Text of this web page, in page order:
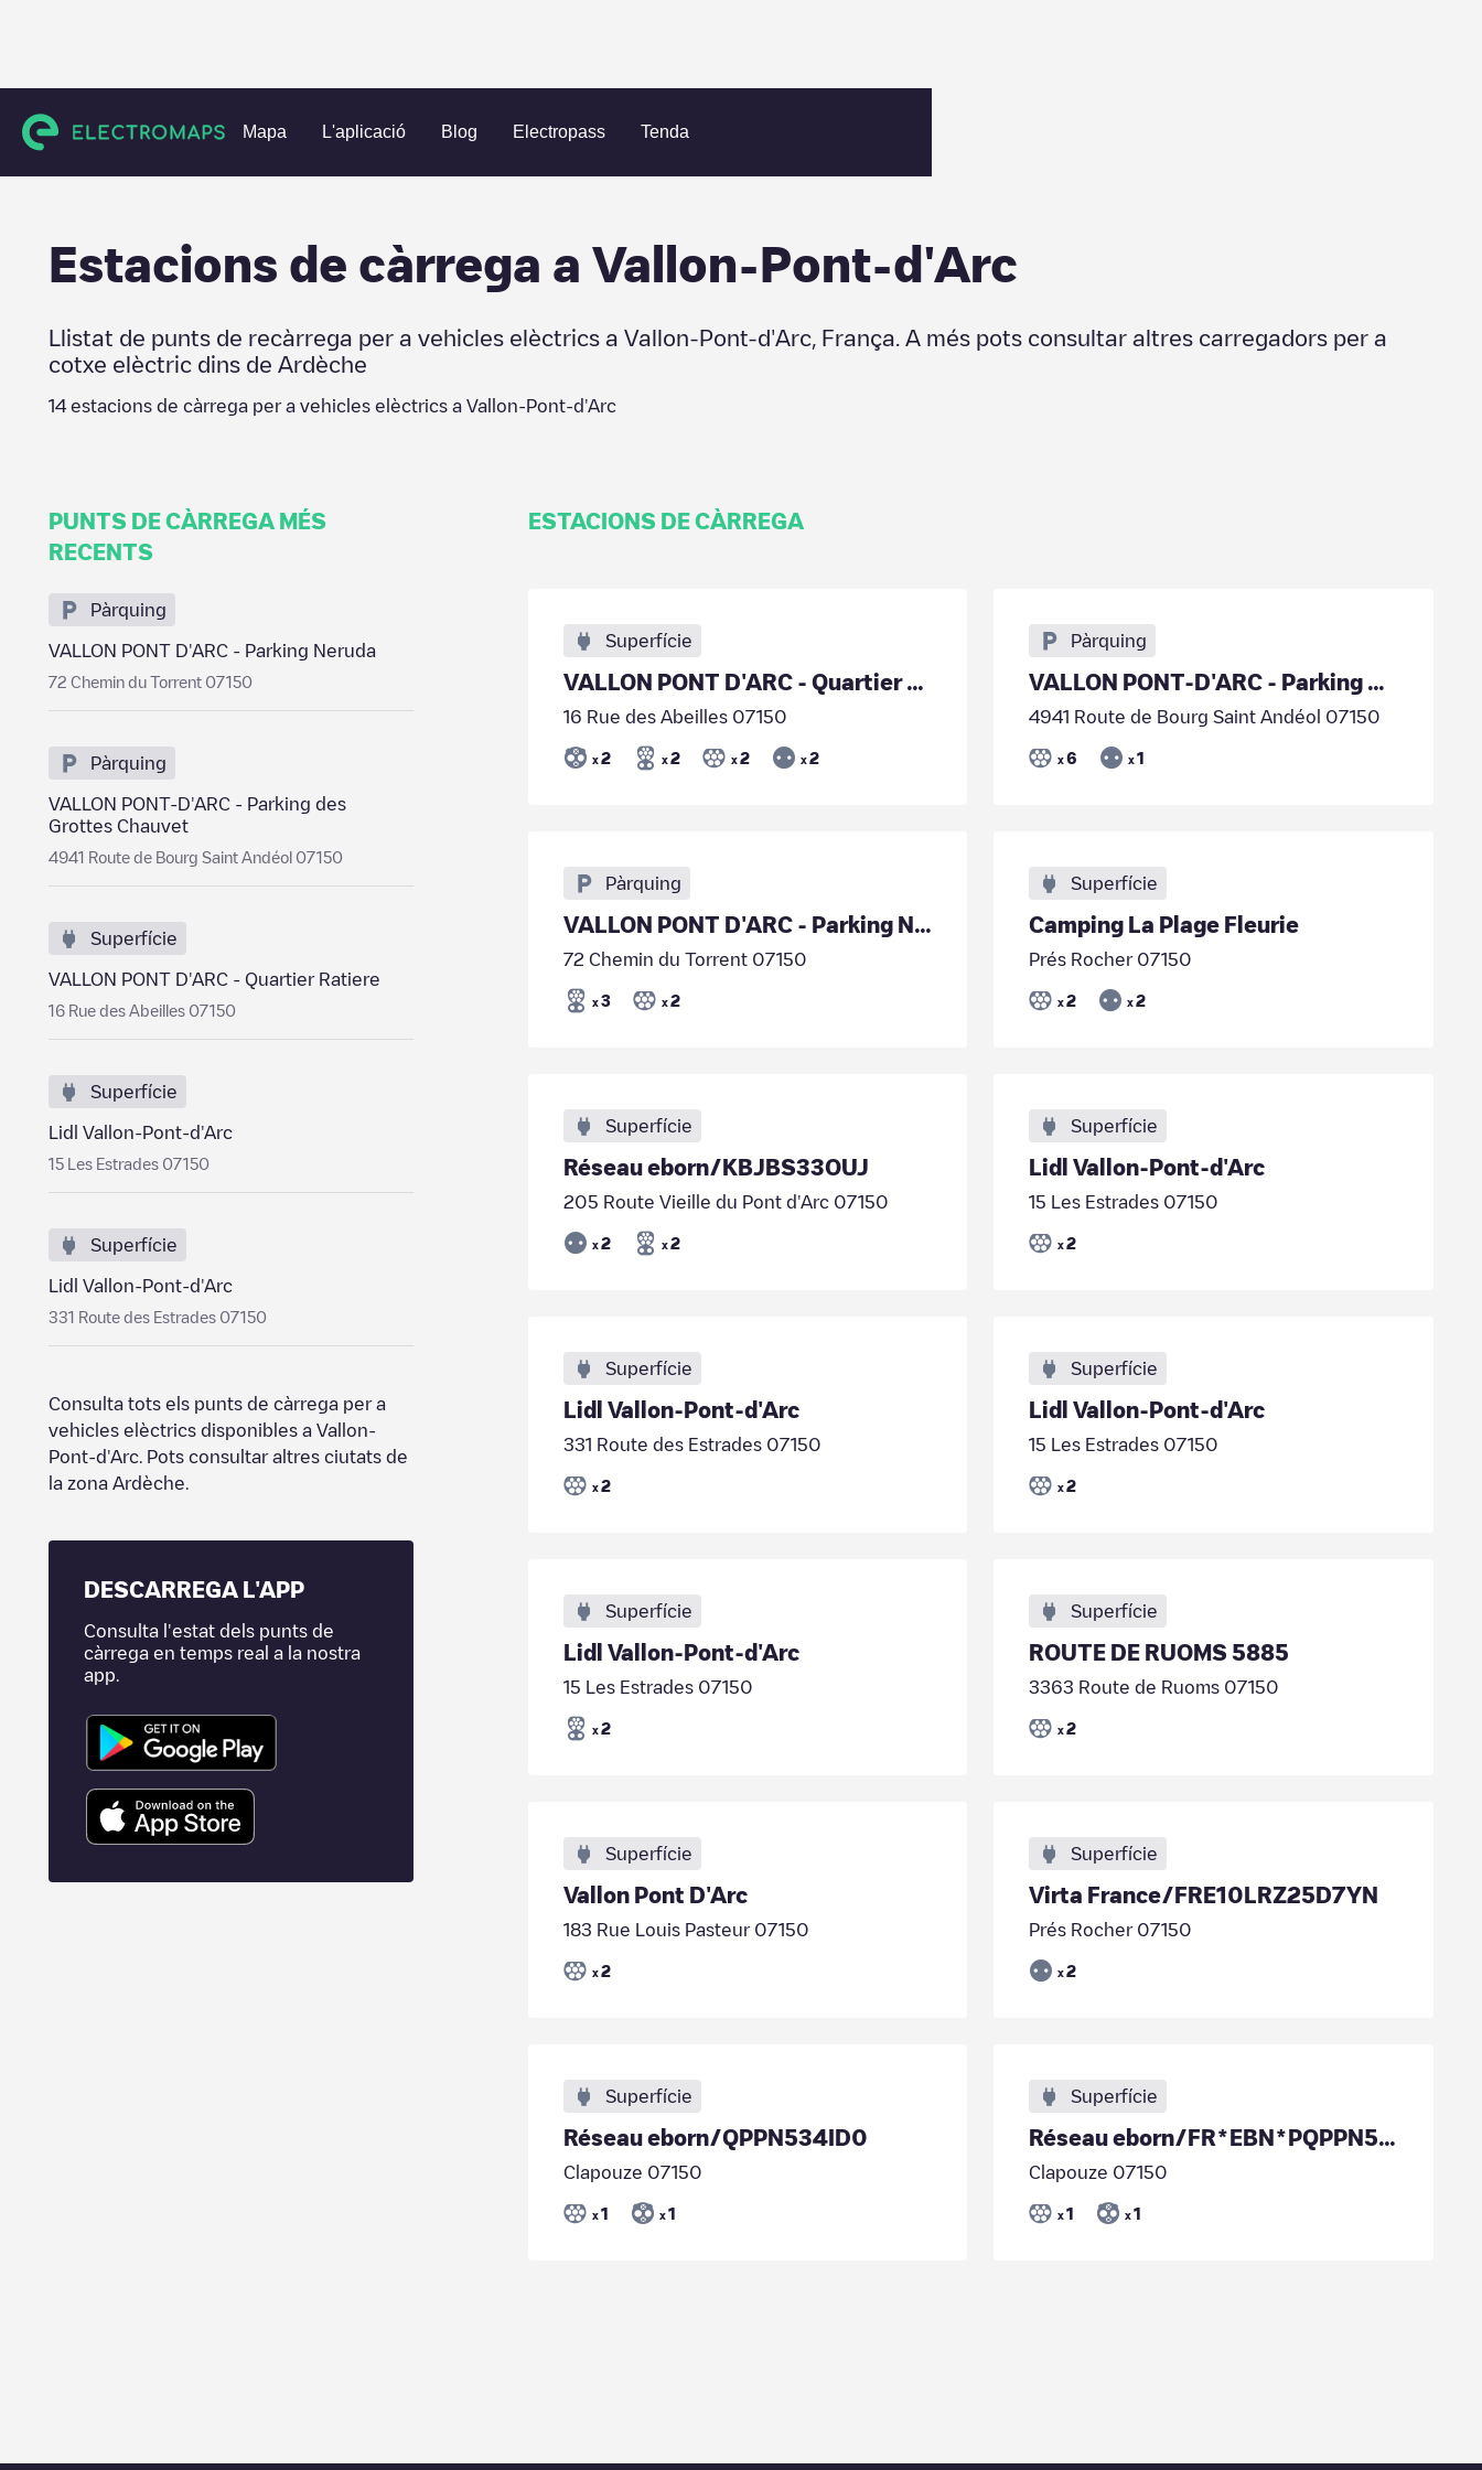
Mapa L'aplicació Blog Electropass Tenda
Charging stations França Ardèche Vallon-Pont-d'Arc
Estacions de càrrega a Vallon-Pont-d'Arc
Llistat de punts de recàrrega per a vehicles elèctrics a Vallon-Pont-d'Arc França . A més pots consultar altres carregadors per a
cotxe elèctric dins de Ardèche
14 estacions de càrrega per a vehicles elèctrics a Vallon-Pont-d'Arc
PUNTS DE CÀRREGA MÉS
RECENTS
Pàrquing
VALLON PONT D'ARC - Parking Neruda
72 Chemin du Torrent 07150
Pàrquing
VALLON PONT-D'ARC - Parking des
Grottes Chauvet
4941 Route de Bourg Saint Andéol 07150
Superfície
VALLON PONT D'ARC - Quartier Ratiere
16 Rue des Abeilles 07150
Superfície
Lidl Vallon-Pont-d'Arc
15 Les Estrades 07150
Superfície
Lidl Vallon-Pont-d'Arc
331 Route des Estrades 07150
Consulta tots els punts de càrrega per a
vehicles elèctrics disponibles a Vallon-
Pont-d'Arc . Pots consultar altres ciutats de
la zona Ardèche
DESCARREGA L'APP
Consulta l'estat dels punts de
càrrega en temps real a la nostra
app.
ESTACIONS DE CÀRREGA
Superfície
VALLON PONT D'ARC - Quartier Ratiere
16 Rue des Abeilles 07150
x 2 x 2 x 2 x 2
Pàrquing
VALLON PONT-D'ARC - Parking des Grottes Chauvet
4941 Route de Bourg Saint Andéol 07150
x 6 x 1
Pàrquing
VALLON PONT D'ARC - Parking Neruda
72 Chemin du Torrent 07150
x 3 x 2
Superfície
Camping La Plage Fleurie
Prés Rocher 07150
x 2 x 2
Superfície
Réseau eborn/KBJBS33OUJ
205 Route Vieille du Pont d'Arc 07150
x 2 x 2
Superfície
Lidl Vallon-Pont-d'Arc
15 Les Estrades 07150
x 2
Superfície
Lidl Vallon-Pont-d'Arc
331 Route des Estrades 07150
x 2
Superfície
Lidl Vallon-Pont-d'Arc
15 Les Estrades 07150
x 2
Superfície
Lidl Vallon-Pont-d'Arc
15 Les Estrades 07150
x 2
Superfície
ROUTE DE RUOMS 5885
3363 Route de Ruoms 07150
x 2
Superfície
Vallon Pont D'Arc
183 Rue Louis Pasteur 07150
x 2
Superfície
Virta France/FRE10LRZ25D7YN
Prés Rocher 07150
x 2
Superfície
Réseau eborn/QPPN534ID0
Clapouze 07150
x 1 x 1
Superfície
Réseau eborn/FR*EBN*PQPPN534ID0
Clapouze 07150
x 1 x 1